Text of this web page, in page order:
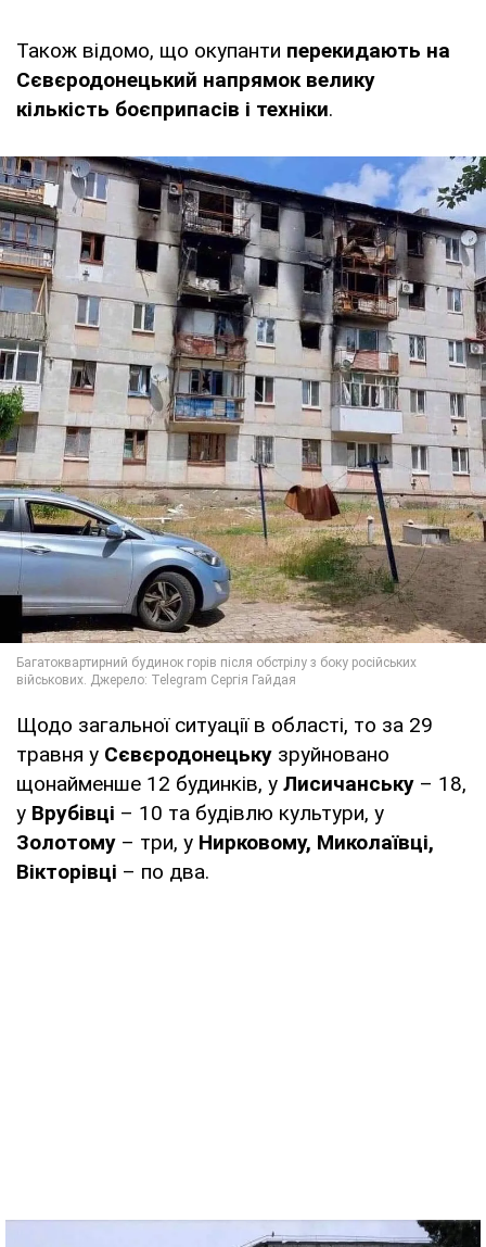
Також відомо, що окупанти перекидають на
Сєвєродонецький напрямок велику
кількість боєприпасів і техніки.
Щодо загальної ситуації в області, то за 29
травня у Сєвєродонецьку зруйновано
щонайменше 12 будинків, у Лисичанську – 18,
у Врубівці – 10 та будівлю культури, у
Золотому – три, у Нирковому, Миколаївці,
Вікторівці – по два.